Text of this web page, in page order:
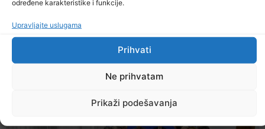
određene karakteristike i funkcije.
Upravljajte uslugama
Prihvati
Ne prihvatam
Prikaži podešavanja
Danas počela isplata uvećanih penzija